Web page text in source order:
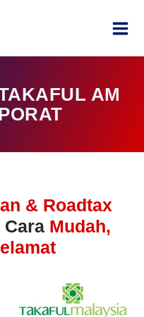
AM
& Roadtax
Cara Mudah,